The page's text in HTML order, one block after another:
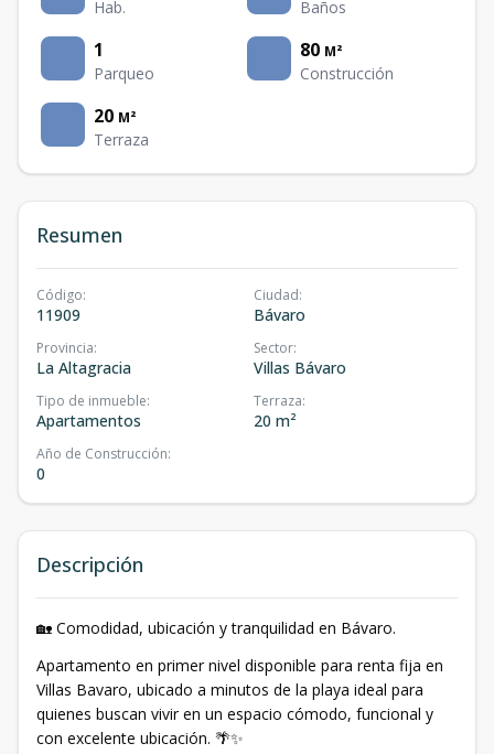
Hab. Baños
1
Parqueo
80 M²
Construcción
20 M²
Terraza
Resumen
Código:
11909
Ciudad:
Bávaro
Provincia:
La Altagracia
Sector:
Villas Bávaro
Tipo de inmueble:
Apartamentos
Terraza:
20 m²
Año de Construcción:
0
Descripción
🏡 Comodidad, ubicación y tranquilidad en Bávaro.
Apartamento en primer nivel disponible para renta fija en
Villas Bavaro, ubicado a minutos de la playa ideal para
quienes buscan vivir en un espacio cómodo, funcional y
con excelente ubicación. 🌴✨